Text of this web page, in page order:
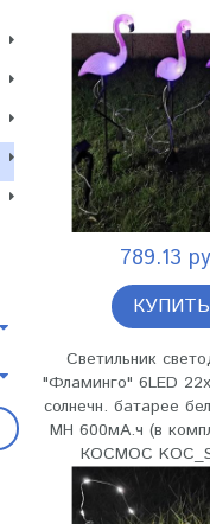
789.13
КУПИТЬ
Светильник
"Фламинго" 6LED
солнечн. батарее
MH 600мА.ч (в
КОСМОС